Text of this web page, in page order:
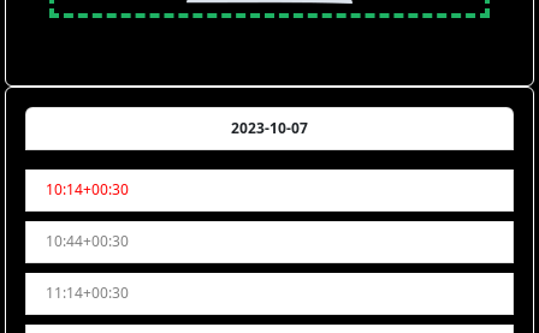
2023-10-07
10:14+00:30
10:44+00:30
11:14+00:30